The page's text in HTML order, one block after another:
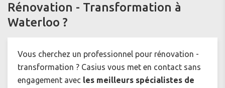
Rénovation - Transformation à
Waterloo ?
Vous cherchez un professionnel pour rénovation -
transformation ? Casius vous met en contact sans
engagement avec les meilleurs spécialistes de